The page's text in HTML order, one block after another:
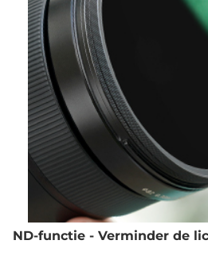
ND-functie - Verminder de